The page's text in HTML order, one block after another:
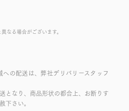
なる場合がございます。
の配送は、弊社デリバリースタッフ
となり、商品形状の都合上、お断りす
下さい。